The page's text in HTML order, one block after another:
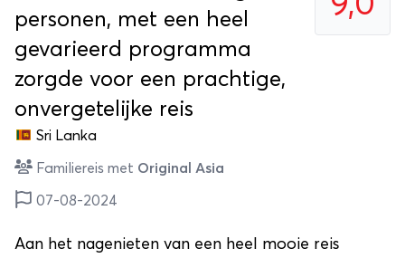
personen, met een heel
gevarieerd programma
zorgde voor een prachtige,
onvergetelijke reis
Sri Lanka
Familiereis met Original Asia
07-08-2024
Aan het nagenieten van een heel mooie reis